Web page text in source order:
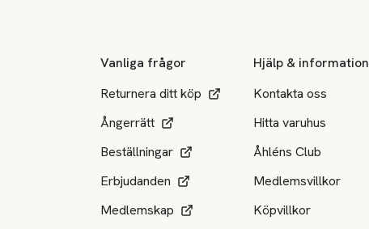
Vanliga frågor
Returnera ditt köp
Ångerrätt
Beställningar
Erbjudanden
Medlemskap
Hjälp & information
Kontakta oss
Hitta varuhus
Åhléns Club
Medlemsvillkor
Köpvillkor